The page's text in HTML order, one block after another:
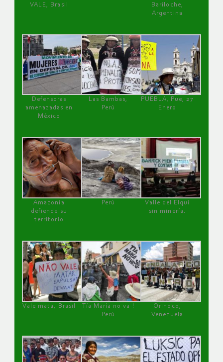
VALE, Brasil
Bariloche,
Argentina
Defensoras
amenazadas en
México
Las Bambas,
Perú
PUEBLA, Pue, 27
Enero
Amazonía
defiende su
territorio
Perú
Valle del Elqui
sin minería.
Vale mata, Brasil
Tía María no va !
Perú
Orinoco,
Venezuela